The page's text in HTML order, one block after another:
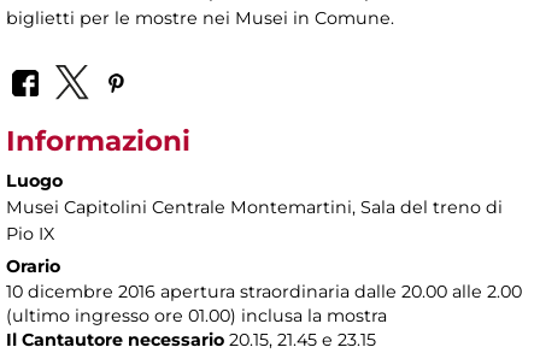
biglietti per le mostre nei Musei in Comune.
Informazioni
Luogo
Musei Capitolini Centrale Montemartini, Sala del treno di
Pio IX
Orario
10 dicembre 2016 apertura straordinaria dalle 20.00 alle 2.00
(ultimo ingresso ore 01.00) inclusa la mostra
Il Cantautore necessario 20.15, 21.45 e 23.15